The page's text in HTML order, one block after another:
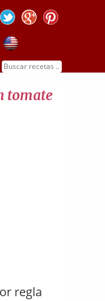
de pasta
tomate
regla